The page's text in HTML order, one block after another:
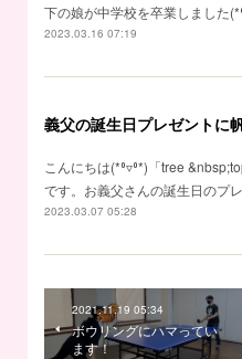
下の娘が中学校を卒業しました
2023.03.16 07:19
こんにちは(*⁰▿⁰*)「tree
です。お義父さんの誕生日のプ
2023.03.07 05:28
2021.11.19 05:34
ボウリングにハマってい
ます！